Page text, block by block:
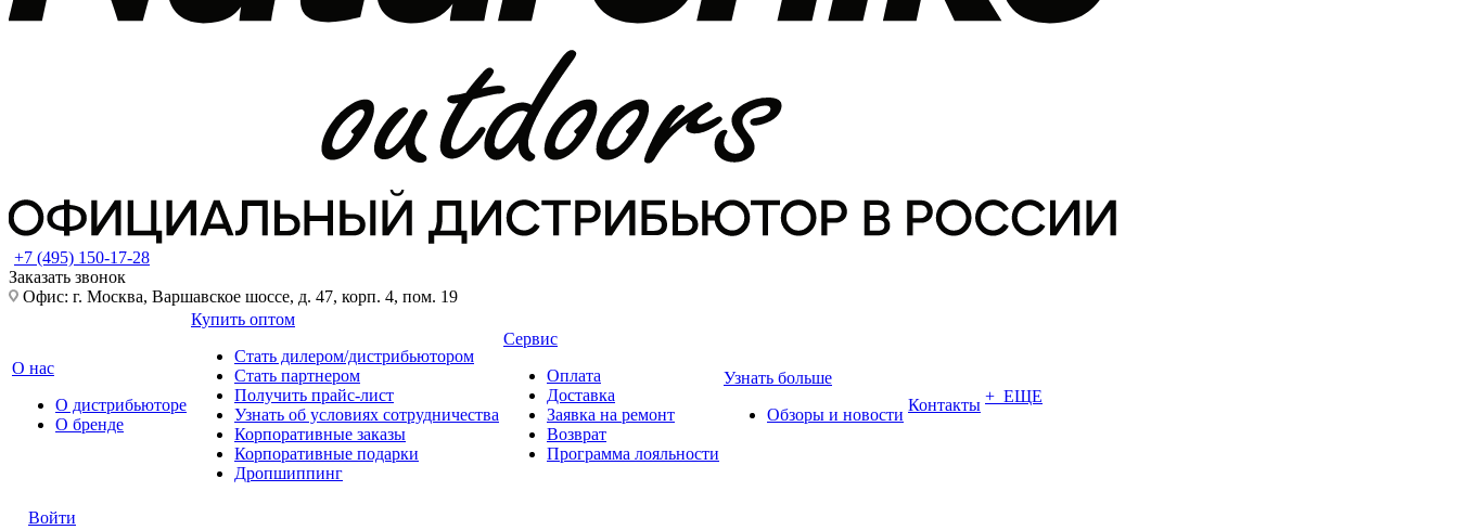
+7 (495) 150-17-28
Заказать звонок
Офис: г. Москва, Варшавское шоссе, д. 47, корп. 4, пом. 19
О нас
О дистрибьюторе
О бренде
Купить оптом
Стать дилером/дистрибьютором
Стать партнером
Получить прайс-лист
Узнать об условиях сотрудничества
Корпоративные заказы
Корпоративные подарки
Дропшиппинг
Сервис
Оплата
Доставка
Заявка на ремонт
Возврат
Программа лояльности
Узнать больше
Обзоры и новости
Контакты + ЕЩЕ
Войти